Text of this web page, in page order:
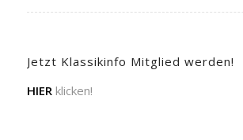
Jetzt Klassikinfo Mitglied werden!
HIER klicken!